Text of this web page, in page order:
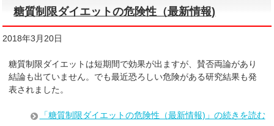
糖質制限ダイエットの危険性（最新情報)
2018年3月20日
糖質制限ダイエットは短期間で効果が出ますが、賛否両論があり
結論も出ていません。でも最近恐ろしい危険がある研究結果も発
表されました。
「糖質制限ダイエットの危険性（最新情報)」の続きを読む